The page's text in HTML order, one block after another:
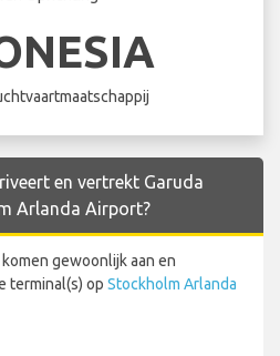
en vertrekt Garuda
Arlanda Airport?
gewoonlijk aan en
terminal(s) op Stockholm Arlanda